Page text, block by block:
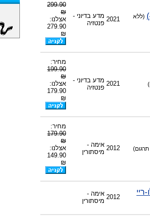
(ללא
2021 מדע בדיוני -
פנטזיה
299.90
₪
אצלנו:
279.90
₪
2021 מדע בדיוני -
פנטזיה
מחיר:
199.90
₪
אצלנו:
179.90
₪
2012 אימה -
מיסתורין
מחיר:
179.90
₪
אצלנו:
149.90
₪
2012 אימה -
מיסתורין